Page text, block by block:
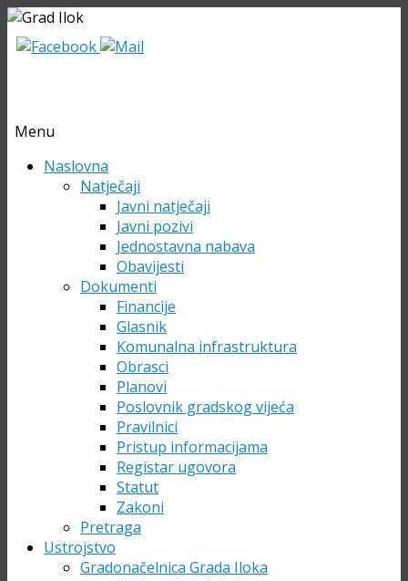
Menu
Skip Naslovna
Natječaji
Javni natječaji
Javni pozivi
Jednostavna nabava
Obavijesti
Dokumenti
Financije
Glasnik
Komunalna infrastruktura
Obrasci
Planovi
Poslovnik gradskog vijeća
Pravilnici
Pristup informacijama
Registar ugovora
Statut
Zakoni
Pretraga
Ustrojstvo
Gradonačelnica Grada Iloka